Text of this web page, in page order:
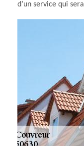
d’un service qui